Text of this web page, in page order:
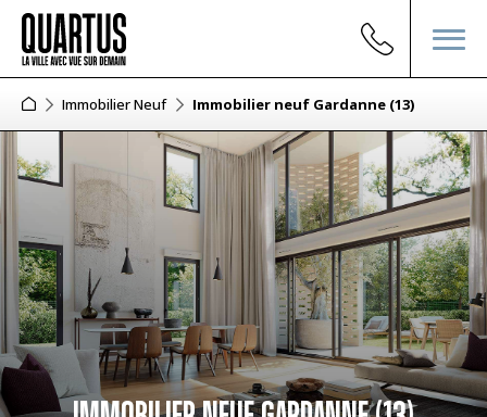
Immobilier Neuf Immobilier neuf Gardanne (13)